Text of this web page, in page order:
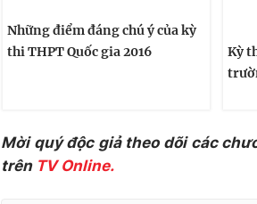
Những điểm đáng chú ý của kỳ
thi THPT Quốc gia 2016
Kỳ
Mời quý độc giả theo dõi các
trên TV Online.